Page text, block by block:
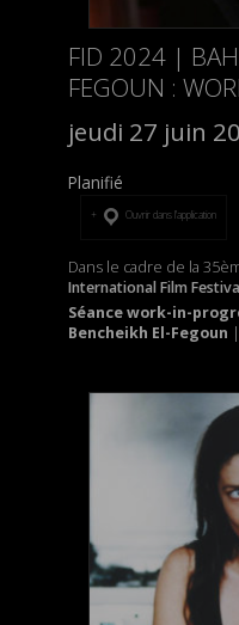
FID 2024 |
FEGOUN :
jeudi 27 juin
Planifié
Ouvrir dans l’application
Dans le cadre de la
International Film
Séance work-in-
Bencheikh El-Fegoun